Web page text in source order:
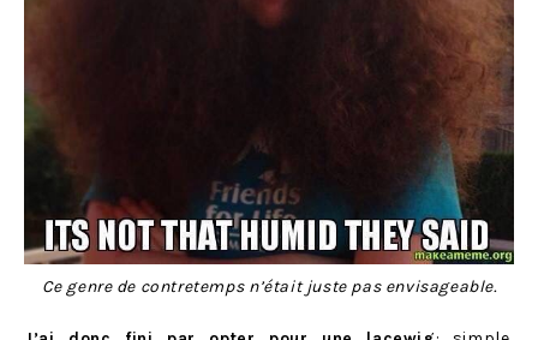
Ce genre de contretemps n’était juste pas envisageable.